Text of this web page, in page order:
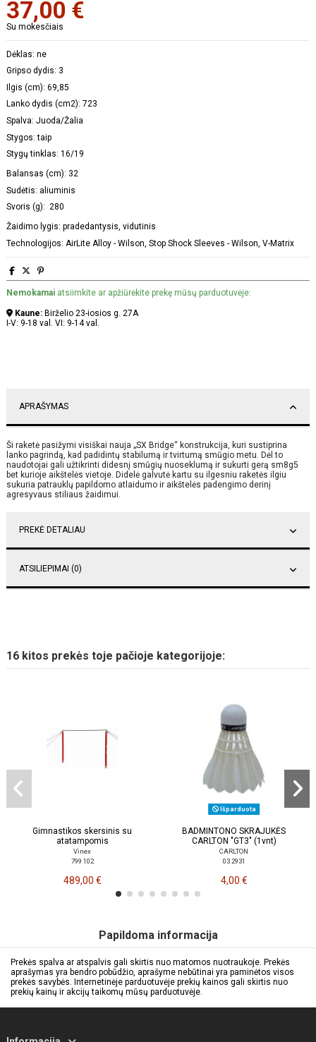
37,00 €
Su mokesčiais
Dėklas: ne
Gripso dydis: 3
Ilgis (cm): 69,85
Lanko dydis (cm2): 723
Spalva: Juoda/Žalia
Stygos: taip
Stygų tinklas: 16/19
Balansas (cm): 32
Sudėtis: aliuminis
Svoris (g): 280
Žaidimo lygis: pradedantysis, vidutinis
Technologijos: AirLite Alloy - Wilson, Stop Shock Sleeves - Wilson, V-Matrix
Nemokamai atsiimkite ar apžiūrėkite prekę mūsų parduotuvėje:
Kaune: Birželio 23-iosios g. 27A
I-V: 9-18 val. VI: 9-14 val.
APRAŠYMAS
Ši raketė pasižymi visiškai nauja „SX Bridge“ konstrukcija, kuri sustiprina
lanko pagrindą, kad padidintų stabilumą ir tvirtumą smūgio metu. Dėl to
naudotojai gali užtikrinti didesnį smūgių nuoseklumą ir sukurti gerą sm8g5
bet kurioje aikštelės vietoje. Didelė galvutė kartu su ilgesniu raketės ilgiu
sukuria patrauklų papildomo atlaidumo ir aikštelės padengimo derinį
agresyvaus stiliaus žaidimui.
PREKĖ DETALIAU
ATSILIEPIMAI (0)
16 kitos prekės toje pačioje kategorijoje:
Gimnastikos skersinis su
atatampomis
Vinex
799 102
489,00 €
Išparduota
BADMINTONO SKRAJUKĖS
CARLTON "GT3" (1vnt)
CARLTON
03 2931
4,00 €
Papildoma informacija
Prekės spalva ar atspalvis gali skirtis nuo matomos nuotraukoje. Prekės
aprašymas yra bendro pobūdžio, aprašyme nebūtinai yra paminėtos visos
prekės savybės. Internetinėje parduotuvėje prekių kainos gali skirtis nuo
prekių kainų ir akcijų taikomų mūsų parduotuvėje.